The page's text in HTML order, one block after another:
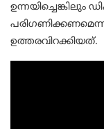
ഉത്തരവിറക്കിയത്.